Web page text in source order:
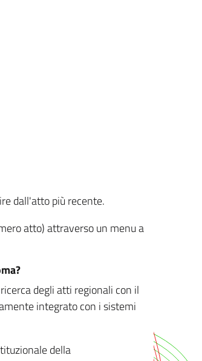
dall'atto più recente.
atto) attraverso un menu a
degli atti regionali con il
integrato con i sistemi
della